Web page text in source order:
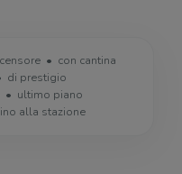
con cantina
di prestigio
ultimo piano
alla stazione